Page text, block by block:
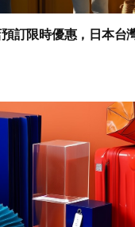
訂限時優惠，日本台